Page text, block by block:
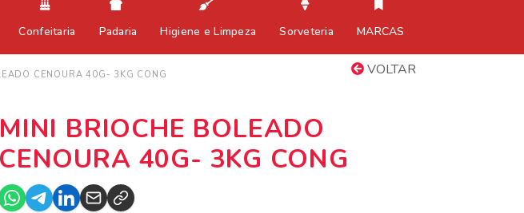
Confeitaria Padaria Higiene e Limpeza Sorveteria MARCAS
VOLTAR
CENOURA 40G- 3KG CONG
MINI BRIOCHE BOLEADO
CENOURA 40G- 3KG CONG